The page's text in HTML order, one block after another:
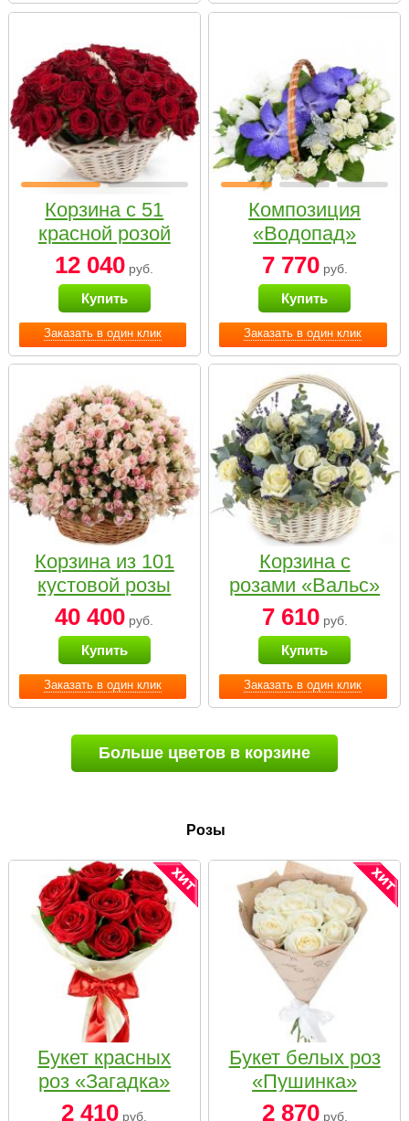
Заказать в один клик
Корзина с 51
красной розой
12 040 руб.
Купить
Заказать в один клик
Композиция
«Водопад»
7 770руб.
Купить
Заказать в один клик
Корзина из 101
кустовой розы
нежных тонов
40 400 руб.
Купить
Заказать в один клик
Корзина с
розами «Вальс»
7 610руб.
Купить
Больше цветов в корзине
Розы
Букет красных
роз «Загадка»
2 410 руб.
Букет белых роз
«Пушинка»
2 870руб.